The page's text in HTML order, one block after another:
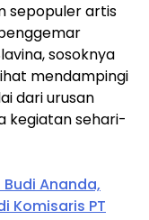
sepopuler artis
sosoknya
mendampingi
dari urusan
kegiatan sehari-
Ananda,
Komisaris PT